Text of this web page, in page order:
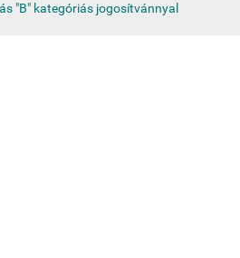
"B" kategóriás jogosítvánnyal